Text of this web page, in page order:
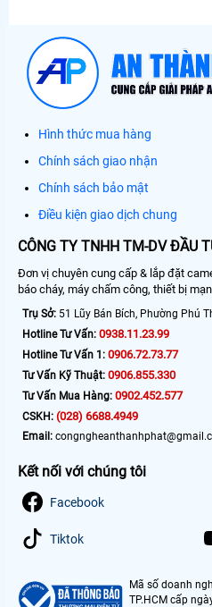
Hình thức mua hàng
Chính sách giao nhận
Chính sách bảo mật
Điều kiện giao dịch chung
CÔNG TY TNHH TM-DV ĐẦU
Đơn vị chuyên cung cấp & lắp đặt
báo cháy, máy chấm công, thiết bị
Trụ Sở: 51 Lũy Bán Bích, Phường Phú
Hotline Tư Vấn: 0938.11.23.99
Hotline Tư Vấn 1: 0906.72.73.77
Tư Vấn Kỹ Thuật: 0906.855.330
Tư Vấn Mua Hàng: 0902.452.577
CSKH: (028) 6688.4949
Email:
Kết nối với chúng tôi
Facebook
Tiktok
Mã số doanh
TP.HCM cấp